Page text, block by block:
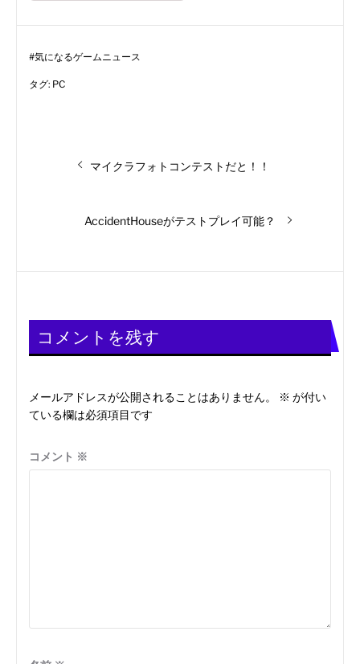
#気になるゲームニュース
タグ: PC
ビ
ー
ョ
ン
前
稿:
マイクラフォトコンテストだと！！
次
稿:
AccidentHouseがテストプレイ可能？
コメントを残す
メールアドレスが公開されることはありません。 ※ が付い
ている欄は必須項目です
コメント ※